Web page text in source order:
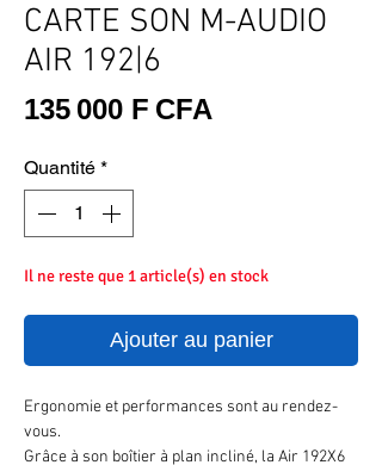
CARTE SON M-AUDIO
AIR 192|6
135 000 F CFA
Quantité *
Il ne reste que 1 article(s) en stock
Ajouter au panier
Ergonomie et performances sont au rendez-
vous.
Grâce à son boîtier à plan incliné, la Air 192X6